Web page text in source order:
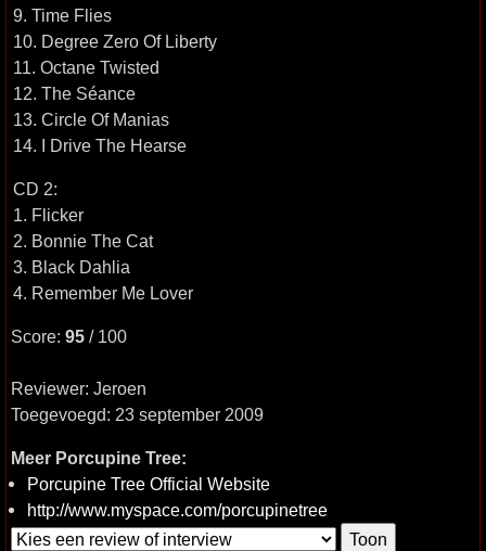
9. Time Flies
10. Degree Zero Of Liberty
11. Octane Twisted
12. The Séance
13. Circle Of Manias
14. I Drive The Hearse
CD 2:
1. Flicker
2. Bonnie The Cat
3. Black Dahlia
4. Remember Me Lover
Score: 95 / 100
Reviewer: Jeroen
Toegevoegd: 23 september 2009
Meer Porcupine Tree:
Porcupine Tree Official Website
http://www.myspace.com/porcupinetree